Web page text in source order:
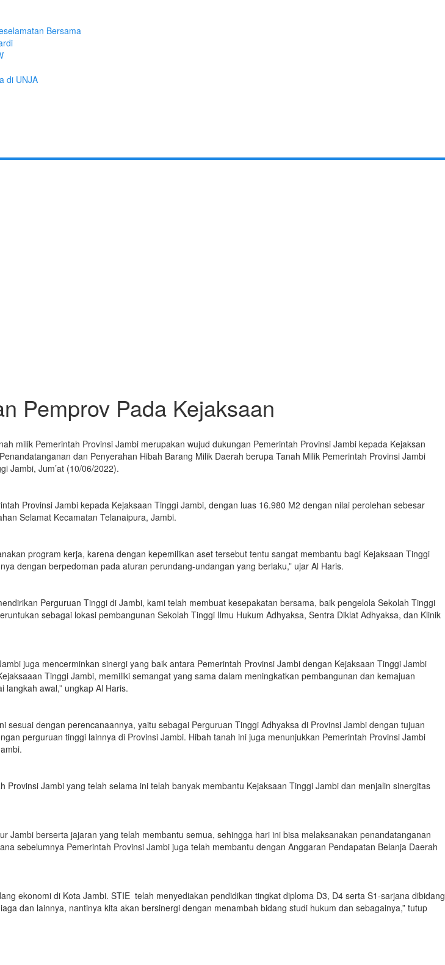
Bersama
di UNJA
Pemprov Pada Kejaksaan
milik Pemerintah Provinsi Jambi merupakan wujud dukungan Pemerintah Provinsi Jambi kepada Kejaksan
dan Penyerahan Hibah Barang Milik Daerah berupa Tanah Milik Pemerintah Provinsi Jambi
Jambi, Jum’at (10/06/2022).
Provinsi Jambi kepada Kejaksaan Tinggi Jambi, dengan luas 16.980 M2 dengan nilai perolehan sebesar
Selamat Kecamatan Telanaipura, Jambi.
program kerja, karena dengan kepemilikan aset tersebut tentu sangat membantu bagi Kejaksaan Tinggi
dengan berpedoman pada aturan perundang-undangan yang berlaku,” ujar Al Haris.
Perguruan Tinggi di Jambi, kami telah membuat kesepakatan bersama, baik pengelola Sekolah Tinggi
sebagai lokasi pembangunan Sekolah Tinggi Ilmu Hukum Adhyaksa, Sentra Diklat Adhyaksa, dan Klinik
juga mencerminkan sinergi yang baik antara Pemerintah Provinsi Jambi dengan Kejaksaan Tinggi Jambi
Tinggi Jambi, memiliki semangat yang sama dalam meningkatkan pembangunan dan kemajuan
awal,” ungkap Al Haris.
dengan perencanaannya, yaitu sebagai Perguruan Tinggi Adhyaksa di Provinsi Jambi dengan tujuan
perguruan tinggi lainnya di Provinsi Jambi. Hibah tanah ini juga menunjukkan Pemerintah Provinsi Jambi
Jambi yang telah selama ini telah banyak membantu Kejaksaan Tinggi Jambi dan menjalin sinergitas
Jambi berserta jajaran yang telah membantu semua, sehingga hari ini bisa melaksanakan penandatanganan
sebelumnya Pemerintah Provinsi Jambi juga telah membantu dengan Anggaran Pendapatan Belanja Daerah
ekonomi di Kota Jambi. STIE telah menyediakan pendidikan tingkat diploma D3, D4 serta S1-sarjana dibidang
dan lainnya, nantinya kita akan bersinergi dengan menambah bidang studi hukum dan sebagainya,” tutup